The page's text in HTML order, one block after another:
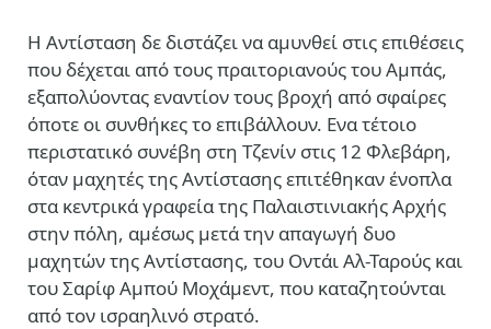
Η Αντίσταση δε διστάζει να αμυνθεί στις επιθέσεις
που δέχεται από τους πραιτοριανούς του Αμπάς,
εξαπολύοντας εναντίον τους βροχή από σφαίρες
όποτε οι συνθήκες το επιβάλλουν. Ενα τέτοιο
περιστατικό συνέβη στη Τζενίν στις 12 Φλεβάρη,
όταν μαχητές της Αντίστασης επιτέθηκαν ένοπλα
στα κεντρικά γραφεία της Παλαιστινιακής Αρχής
στην πόλη, αμέσως μετά την απαγωγή δυο
μαχητών της Αντίστασης, του Οντάι Αλ-Ταρούς και
του Σαρίφ Αμπού Μοχάμεντ, που καταζητούνται
από τον ισραηλινό στρατό.